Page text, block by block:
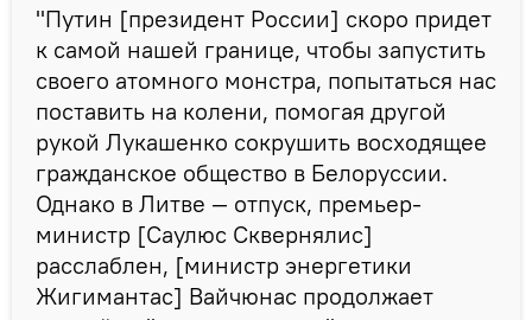
"Путин [президент России] скоро придет
к самой нашей границе, чтобы запустить
своего атомного монстра, попытаться нас
поставить на колени, помогая другой
рукой Лукашенко сокрушить восходящее
гражданское общество в Белоруссии.
Однако в Литве — отпуск, премьер-
министр [Саулюс Сквернялис]
расслаблен, [министр энергетики
Жигимантас] Вайчюнас продолжает